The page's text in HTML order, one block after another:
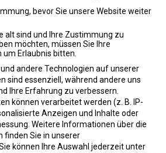
Arbeitgeber:Im Rahmen Deiner
– Leistung und
als Mitarbeiter- wenn Du es möchtest –
der betrieblichen Altersvorsorge
Mitarbeiter trainierst Du kostenlos in allen
gegründete FIT STAR Academy bietet Dir
Kompetitives Gehalt und
bevor Sie unsere Website weiter
alt sind und Ihre Zustimmung zu
möchten, müssen Sie Ihre
Erlaubnis bitten.
andere Technologien auf unserer
sind essenziell, während andere uns
Ihre Erfahrung zu verbessern.
können verarbeitet werden (z. B. IP-
Anzeigen und Inhalte oder
Weitere Informationen über die
finden Sie in unserer
können Ihre Auswahl jederzeit unter